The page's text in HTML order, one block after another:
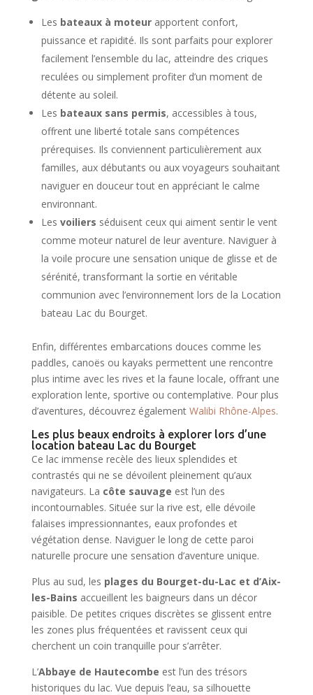
Les bateaux à moteurapportent confort,
puissance et rapidité. Ils sont parfaits pour explorer
facilement l’ensemble du lac, atteindre des criques
reculées ou simplement profiter d’un moment de
détente au soleil.
Les bateaux sans permis, accessibles à tous,
offrent une liberté totale sans compétences
prérequises. Ils conviennent particulièrement aux
familles, aux débutants ou aux voyageurs souhaitant
naviguer en douceur tout en appréciant le calme
environnant.
Les voiliers séduisent ceux qui aiment sentir le vent
comme moteur naturel de leur aventure. Naviguer à
la voile procure une sensation unique de glisse et de
sérénité, transformant la sortie en véritable
communion avec l’environnement lors de la Location
bateau Lac du Bourget.
Enfin, différentes embarcations douces comme les
paddles, canoës ou kayaks permettent une rencontre
plus intime avec les rives et la faune locale, offrant une
exploration lente, sportive ou contemplative. Pour plus
d’aventures, découvrez également Walibi Rhône-Alpes.
Les plus beaux endroits à explorer lors d’une
location bateau Lac du Bourget
Ce lac immense recèle des lieux splendides et
contrastés qui ne se dévoilent pleinement qu’aux
navigateurs. La côte sauvage est l’un des
incontournables. Située sur la rive est, elle dévoile
falaises impressionnantes, eaux profondes et
végétation dense. Naviguer le long de cette paroi
naturelle procure une sensation d’aventure unique.
Plus au sud, les plages du Bourget-du-Lac et d’Aix-
les-Bains accueillent les baigneurs dans un décor
paisible. De petites criques discrètes se glissent entre
les zones plus fréquentées et ravissent ceux qui
cherchent un coin tranquille pour s’arrêter.
L’Abbaye de Hautecombe est l’un des trésors
historiques du lac. Vue depuis l’eau, sa silhouette